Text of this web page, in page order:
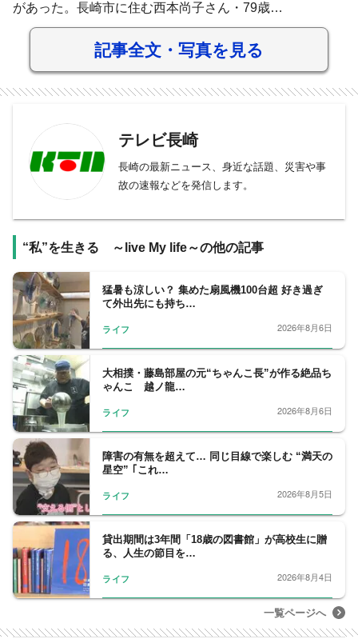
があった。長崎市に住む西本尚子さん・79歳…
記事全文・写真を見る
テレビ長崎
長崎の最新ニュース、身近な話題、災害や事
故の速報などを発信します。
“私”を生きる ～live My life～の他の記事
猛暑も涼しい？ 集めた扇風機100台超 好き過ぎ
て外出先にも持ち…
ライフ 2026年8月6日
大相撲・藤島部屋の元“ちゃんこ長”が作る絶品ち
ゃんこ 越ノ龍…
ライフ 2026年8月6日
障害の有無を超えて… 同じ目線で楽しむ “満天の
星空” ｢これ…
ライフ 2026年8月5日
貸出期間は3年間「18歳の図書館」が高校生に贈
る、人生の節目を…
ライフ 2026年8月4日
一覧ページへ